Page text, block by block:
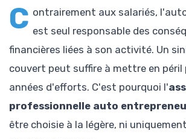
C ontrairement aux salariés,
est seul responsable des
financières liées à son activité. Un
couvert peut suffire à mettre en péril
années d'efforts. C'est pourquoi l'
professionnelle auto
être choisie à la légère, ni